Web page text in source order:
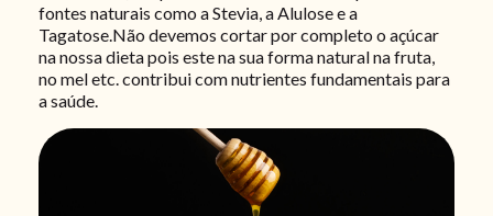
fontes naturais como a Stevia, a Alulose e a
Tagatose.Não devemos cortar por completo o açúcar
na nossa dieta pois este na sua forma natural na fruta,
no mel etc. contribui com nutrientes fundamentais para
a saúde.